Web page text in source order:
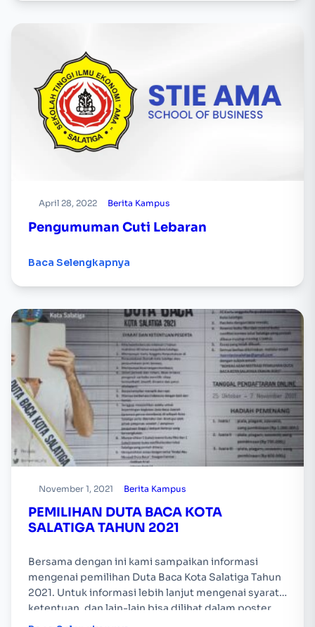
April 28, 2022 Berita Kampus
Pengumuman Cuti Lebaran
Baca Selengkapnya
November 1, 2021 Berita Kampus
PEMILIHAN DUTA BACA KOTA
SALATIGA TAHUN 2021
Bersama dengan ini kami sampaikan informasi
mengenai pemilihan Duta Baca Kota Salatiga Tahun
2021. Untuk informasi lebih lanjut mengenai syarat,
ketentuan, dan lain-lain bisa dilihat dalam poster
berikut. Terima kasih